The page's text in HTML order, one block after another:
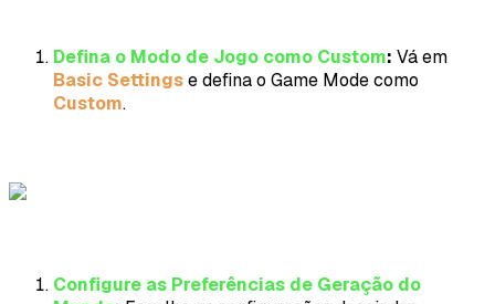
Defina o Modo de Jogo como Custom: Vá em
Basic Settingse defina o Game Mode como
Custom.
Configure as Preferências de Geração do